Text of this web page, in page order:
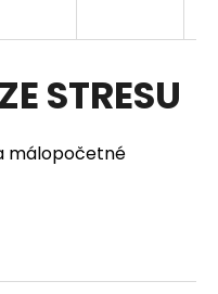
STRESU
málopočetné